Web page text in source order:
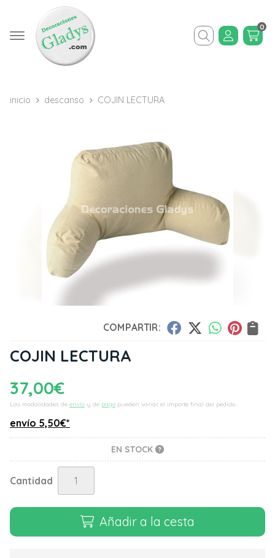
Buscar
0
inicio descanso COJIN LECTURA
COMPARTIR:
COJIN LECTURA
37,00€
Las modalidades de envío y de pago pueden variar el importe final del pedido.
envío 5,50€*
EN STOCK
Cantidad
Añadir a la cesta